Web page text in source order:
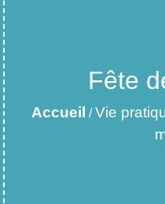
Fête
Accueil /Vie